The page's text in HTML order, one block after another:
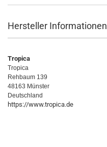
Hersteller Informationen
Tropica
Tropica
Rehbaum 139
48163 Münster
Deutschland
https://www.tropica.de